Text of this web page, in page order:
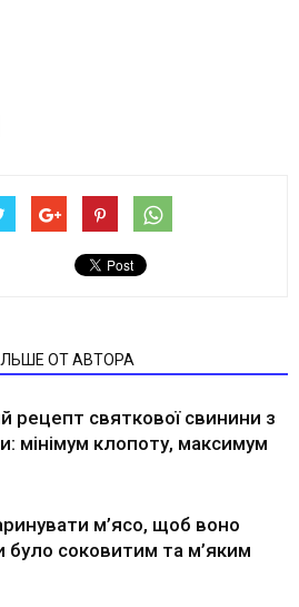
ОТ АВТОРА
рецепт святкової свинини з
мінімум клопоту, максимум
м’ясо, щоб воно
було соковитим та м’яким